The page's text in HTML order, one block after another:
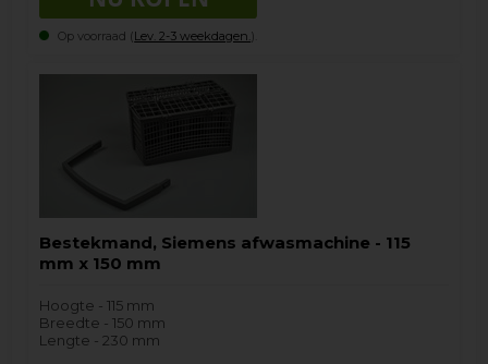
Op voorraad (Lev. 2-3 weekdagen. ).
Bestekmand, Siemens afwasmachine - 115
mm x 150 mm
Hoogte - 115 mm
Breedte - 150 mm
Lengte - 230 mm